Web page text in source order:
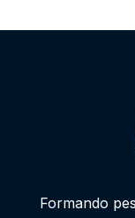
Formando